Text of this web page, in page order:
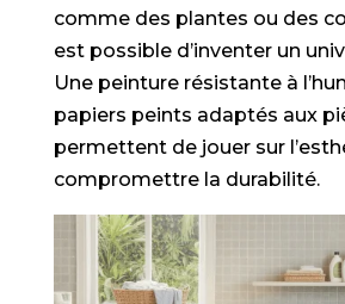
comme des plantes ou des
est possible d’inventer un
Une peinture résistante à
papiers peints adaptés aux
permettent de jouer sur
compromettre la durabilité.